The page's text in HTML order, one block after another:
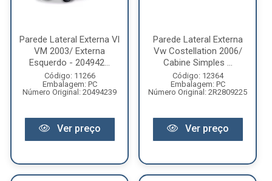
Parede Lateral Externa Vl
VM 2003/ Externa
Esquerdo - 204942...
Código: 11266
Embalagem: PC
Número Original: 20494239
Ver preço
Parede Lateral Externa
Vw Costellation 2006/
Cabine Simples ...
Código: 12364
Embalagem: PC
Número Original: 2R2809225
Ver preço